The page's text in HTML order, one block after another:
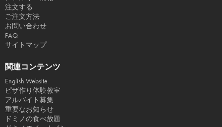
注文する
ご注文方法
お問い合わせ
FAQ
サイトマップ
関連コンテンツ
English Website
ピザ作り体験教室
アルバイト募集
重要なお知らせ
ドミノの食べ放題